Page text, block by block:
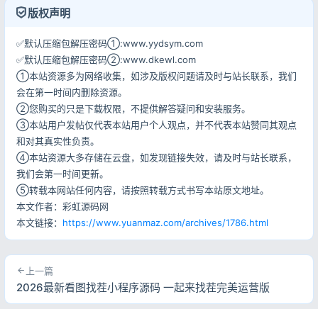
版权声明
✅默认压缩包解压密码①:www.yydsym.com
✅默认压缩包解压密码②:www.dkewl.com
①本站资源多为网络收集，如涉及版权问题请及时与站长联系，我们
会在第一时间内删除资源。
②您购买的只是下载权限，不提供解答疑问和安装服务。
③本站用户发帖仅代表本站用户个人观点，并不代表本站赞同其观点
和对其真实性负责。
④本站资源大多存储在云盘，如发现链接失效，请及时与站长联系，
我们会第一时间更新。
⑤转载本网站任何内容，请按照转载方式书写本站原文地址。
本文作者：彩虹源码网
本文链接： https://www.yuanmaz.com/archives/1786.html
上一篇
2026最新看图找茬小程序源码 一起来找茬完美运营版
用户协议 隐私政策